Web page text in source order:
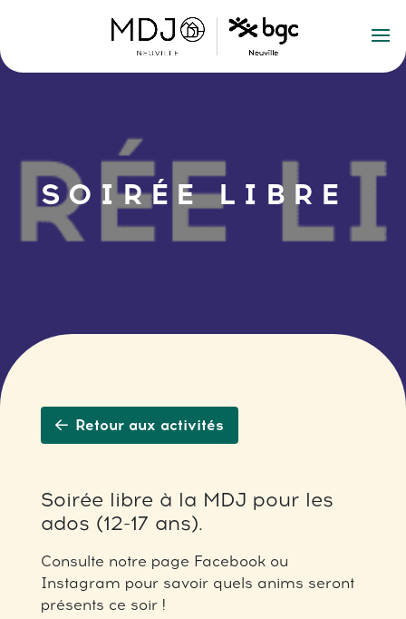
SOIRÉE LIBRE
Retour aux activités
Soirée libre à la MDJ pour les
ados (12-17 ans).
Consulte notre page Facebook ou
Instagram pour savoir quels anims seront
présents ce soir !